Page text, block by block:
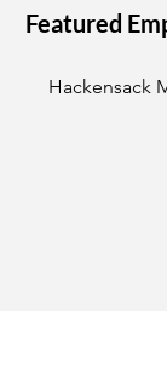
Featured
Hackensack